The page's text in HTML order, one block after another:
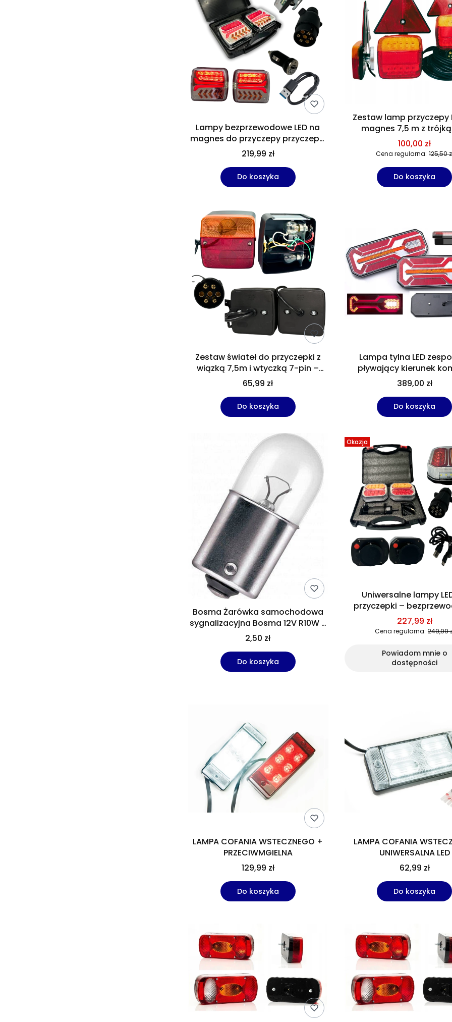
Lampy bezprzewodowe LED na
magnes do przyczepy przyczepki
12V 24V
219,99 zł
Do koszyka
Zestaw lamp przyczepy
magnes 7,5 m z
100,00 zł
Cena regularna: 125,50
Do koszyka
Zestaw świateł do przyczepki z
wiązką 7,5m i wtyczką 7-pin –
Kompletny system oświetlenia
(Homologacja E9)
65,99 zł
Do koszyka
Lampa tylna LED
pływający kierunek
przyczepa naczepa
389,00 zł
Do koszyka
Bosma Żarówka samochodowa
sygnalizacyjna Bosma 12V R10W -
1szt uniwersalny
2,50 zł
Do koszyka
Okazja
Uniwersalne lampy
przyczepki –
tylne, montaż na
227,99 zł
Cena regularna: 249,99
Powiadom mnie o
dostępności
LAMPA COFANIA WSTECZNEGO +
PRZECIWMGIELNA
129,99 zł
Do koszyka
LAMPA COFANIA
UNIWERSALNA LED
62,99 zł
Do koszyka